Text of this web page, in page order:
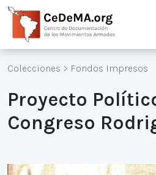
Colecciones > Fondos Impresos
Proyecto
Congreso